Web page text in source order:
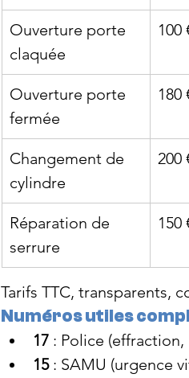
Ouverture porte
claquée
100
Ouverture porte
fermée
180
Changement de
cylindre
200
Réparation de
serrure
150
Tarifs TTC, transparents,
Numéros utiles
17 : Police
15 : SAMU (urgence